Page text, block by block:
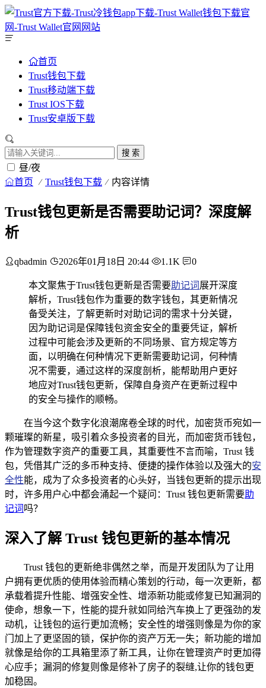
首页
Trust钱包下载
Trust移动端下载
Trust IOS下载
Trust安卓版下载
搜 索
昼/夜
首页 Trust钱包下载 内容详情
Trust钱包更新是否需要助记词？深度解
析
qbadmin 2026年01月18日 20:44 1.1K 0
本文聚焦于Trust钱包更新是否需要助记词 展开深度
解析，Trust钱包作为重要的数字钱包，其更新情况
备受关注，了解更新时对助记词的需求十分关键，
因为助记词是保障钱包资金安全的重要凭证，解析
过程中可能会涉及更新的不同场景、官方规定等方
面，以明确在何种情况下更新需要助记词，何种情
况不需要，通过这样的深度剖析，能帮助用户更好
地应对Trust钱包更新，保障自身资产在更新过程中
的安全与操作的顺畅。
在当今这个数字化浪潮席卷全球的时代，加密货币宛如一
颗璀璨的新星，吸引着众多投资者的目光，而加密货币钱包，
作为管理数字资产的重要工具，其重要性不言而喻，Trust 钱
包，凭借其广泛的多币种支持、便捷的操作体验以及强大的安
全性能，成为了众多投资者的心头好，当钱包更新的提示出现
时，许多用户心中都会涌起一个疑问：Trust 钱包更新需要助
记词 吗？
深入了解 Trust 钱包更新的基本情况
Trust 钱包的更新绝非偶然之举，而是开发团队为了让用
户拥有更优质的使用体验而精心策划的行动，每一次更新，都
承载着提升性能、增强安全性、增添新功能或修复已知漏洞的
使命，想象一下，性能的提升就如同给汽车换上了更强劲的发
动机，让钱包的运行更加流畅；安全性的增强则像是为你的家
门加上了更坚固的锁，保护你的资产万无一失；新功能的增加
就像是给你的工具箱里添了新工具，让你在管理资产时更加得
心应手；漏洞的修复则像是修补了房子的裂缝,让你的钱包更
加稳固。